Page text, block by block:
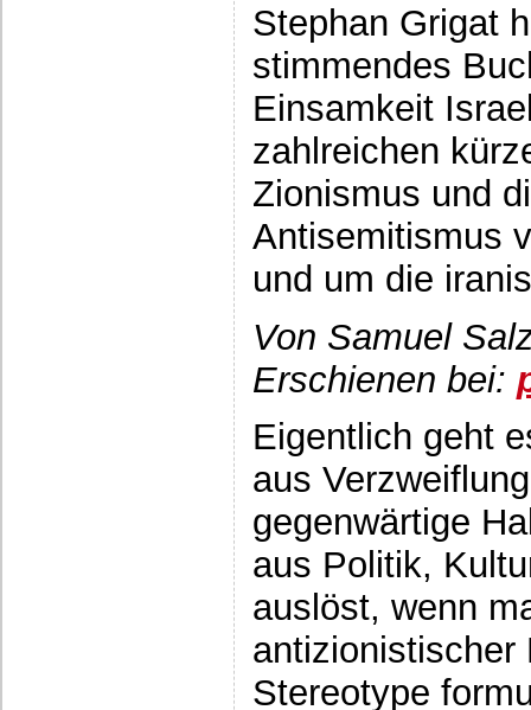
Stephan Grigat
stimmendes
Einsamkeit
zahlreichen
Zionismus und
Antisemitismus
und um die
Von Samuel
Erschienen bei:
Eigentlich geht
aus
gegenwärtige
aus Politik,
auslöst, wenn
antizionistischer
Stereotype